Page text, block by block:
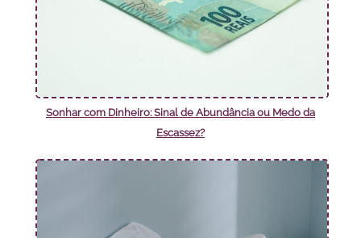
Sonhar com Dinheiro: Sinal de Abundância ou Medo da
Escassez?